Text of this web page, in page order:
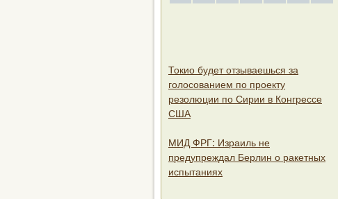
Токио будет отзываешься за
голосованием по проекту
резолюции по Сирии в Конгрессе
США
МИД ФРГ: Израиль не
предупреждал Берлин о ракетных
испытаниях